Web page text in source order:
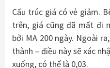
Cấu trúc giá có vẻ giảm.
trên, giá cũng đã mất đi
bởi MA 200 ngày. Ngoài
thành – điều này sẽ xác
xuống, có thể là 0,03.